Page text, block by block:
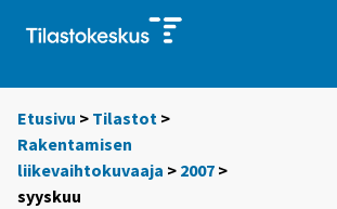
Etusivu > Tilastot >
Rakentamisen
liikevaihtokuvaaja > 2007 >
syyskuu